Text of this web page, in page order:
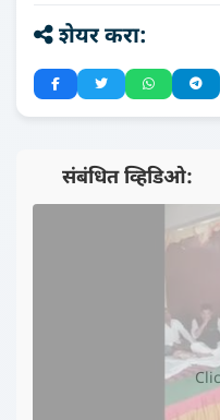
शेयर करा:
📺 संबंधित व्हिडिओ: